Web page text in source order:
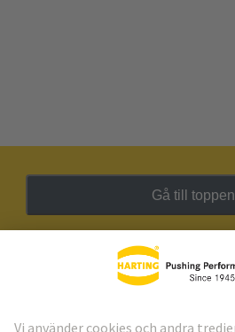
Gå till toppen
HARTING:s nyhetsbrev